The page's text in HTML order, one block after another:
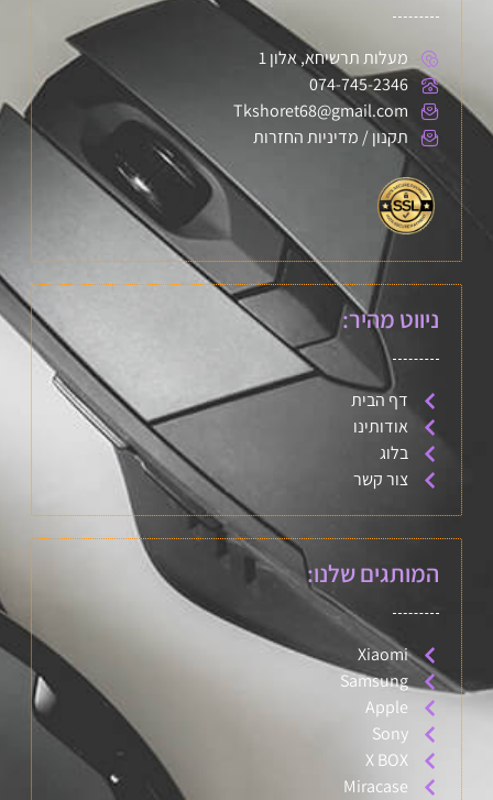
מעלות תרשיחא, אלון 1
074-745-2346
Tkshoret68@gmail.com
תקנון / מדיניות החזרות
ניווט מהיר:
דף הבית
אודותינו
בלוג
צור קשר
המותגים שלנו:
Xiaomi
Samsung
Apple
Sony
X BOX
Miracase